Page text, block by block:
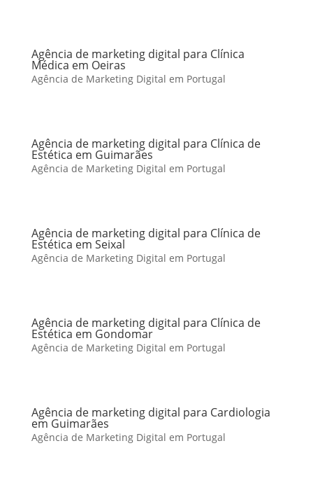
Agência de marketing digital para Clínica
Médica em Oeiras
Agência de Marketing Digital em Portugal
Agência de marketing digital para Clínica de
Estética em Guimarães
Agência de Marketing Digital em Portugal
Agência de marketing digital para Clínica de
Estética em Seixal
Agência de Marketing Digital em Portugal
Agência de marketing digital para Clínica de
Estética em Gondomar
Agência de Marketing Digital em Portugal
Agência de marketing digital para Cardiologia
em Guimarães
Agência de Marketing Digital em Portugal